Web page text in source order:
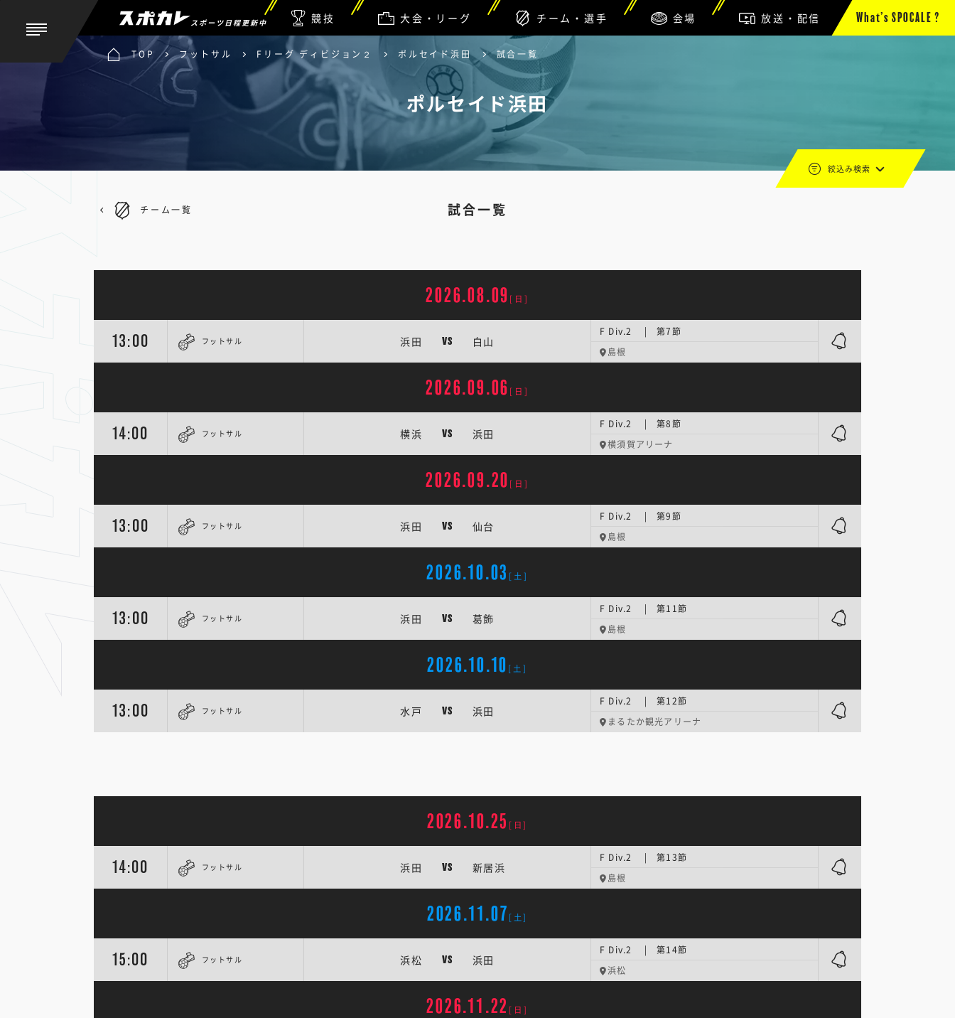
スポーツ日程更新中 競技 大会・リーグ チーム・選手 会場 放送・配信 What’s SPOCALE ?
TOP フットサル Fリーグ ディビジョン２ ポルセイド浜田 試合一覧
ポルセイド浜田
試合一覧
絞込み検索
チーム一覧
2026.08.09 [日]
13:00 フットサル 浜田 VS 白山
F Div.2 | 第7節
島根
2026.09.06 [日]
14:00 フットサル 横浜 VS 浜田
F Div.2 | 第8節
横須賀アリーナ
2026.09.20 [日]
13:00 フットサル 浜田 VS 仙台
F Div.2 | 第9節
島根
2026.10.03 [土]
13:00 フットサル 浜田 VS 葛飾
F Div.2 | 第11節
島根
2026.10.10 [土]
13:00 フットサル 水戸 VS 浜田
F Div.2 | 第12節
まるたか観光アリーナ
2026.10.25 [日]
14:00 フットサル 浜田 VS 新居浜
F Div.2 | 第13節
島根
2026.11.07 [土]
15:00 フットサル 浜松 VS 浜田
F Div.2 | 第14節
浜松
2026.11.22 [日]